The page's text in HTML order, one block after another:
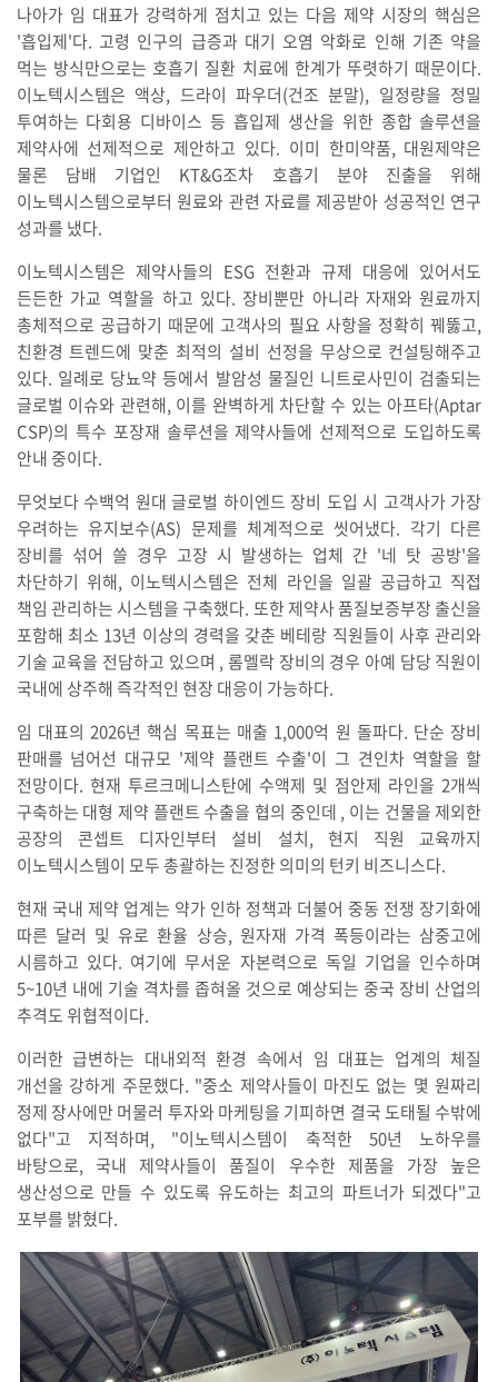
나아가 임 대표가 강력하게 점치고 있는 다음 제약 시장의 핵심은
'흡입제'다. 고령 인구의 급증과 대기 오염 악화로 인해 기존 약을
먹는 방식만으로는 호흡기 질환 치료에 한계가 뚜렷하기 때문이다.
이노텍시스템은 액상, 드라이 파우더(건조 분말), 일정량을 정밀
투여하는 다회용 디바이스 등 흡입제 생산을 위한 종합 솔루션을
제약사에 선제적으로 제안하고 있다. 이미 한미약품, 대원제약은
물론 담배 기업인 KT&G조차 호흡기 분야 진출을 위해
이노텍시스템으로부터 원료와 관련 자료를 제공받아 성공적인 연구
성과를 냈다.
이노텍시스템은 제약사들의 ESG 전환과 규제 대응에 있어서도
든든한 가교 역할을 하고 있다. 장비뿐만 아니라 자재와 원료까지
총체적으로 공급하기 때문에 고객사의 필요 사항을 정확히 꿰뚫고,
친환경 트렌드에 맞춘 최적의 설비 선정을 무상으로 컨설팅해주고
있다. 일례로 당뇨약 등에서 발암성 물질인 니트로사민이 검출되는
글로벌 이슈와 관련해, 이를 완벽하게 차단할 수 있는 아프타(Aptar
CSP)의 특수 포장재 솔루션을 제약사들에 선제적으로 도입하도록
안내 중이다.
무엇보다 수백억 원대 글로벌 하이엔드 장비 도입 시 고객사가 가장
우려하는 유지보수(AS) 문제를 체계적으로 씻어냈다. 각기 다른
장비를 섞어 쓸 경우 고장 시 발생하는 업체 간 '네 탓 공방'을
차단하기 위해, 이노텍시스템은 전체 라인을 일괄 공급하고 직접
책임 관리하는 시스템을 구축했다. 또한 제약사 품질보증부장 출신을
포함해 최소 13년 이상의 경력을 갖춘 베테랑 직원들이 사후 관리와
기술 교육을 전담하고 있으며 , 롬멜락 장비의 경우 아예 담당 직원이
국내에 상주해 즉각적인 현장 대응이 가능하다.
임 대표의 2026년 핵심 목표는 매출 1,000억 원 돌파다. 단순 장비
판매를 넘어선 대규모 '제약 플랜트 수출'이 그 견인차 역할을 할
전망이다. 현재 투르크메니스탄에 수액제 및 점안제 라인을 2개씩
구축하는 대형 제약 플랜트 수출을 협의 중인데 , 이는 건물을 제외한
공장의 콘셉트 디자인부터 설비 설치, 현지 직원 교육까지
이노텍시스템이 모두 총괄하는 진정한 의미의 턴키 비즈니스다.
현재 국내 제약 업계는 약가 인하 정책과 더불어 중동 전쟁 장기화에
따른 달러 및 유로 환율 상승, 원자재 가격 폭등이라는 삼중고에
시름하고 있다. 여기에 무서운 자본력으로 독일 기업을 인수하며
5~10년 내에 기술 격차를 좁혀올 것으로 예상되는 중국 장비 산업의
추격도 위협적이다.
이러한 급변하는 대내외적 환경 속에서 임 대표는 업계의 체질
개선을 강하게 주문했다. "중소 제약사들이 마진도 없는 몇 원짜리
정제 장사에만 머물러 투자와 마케팅을 기피하면 결국 도태될 수밖에
없다"고 지적하며, "이노텍시스템이 축적한 50년 노하우를
바탕으로, 국내 제약사들이 품질이 우수한 제품을 가장 높은
생산성으로 만들 수 있도록 유도하는 최고의 파트너가 되겠다"고
포부를 밝혔다.